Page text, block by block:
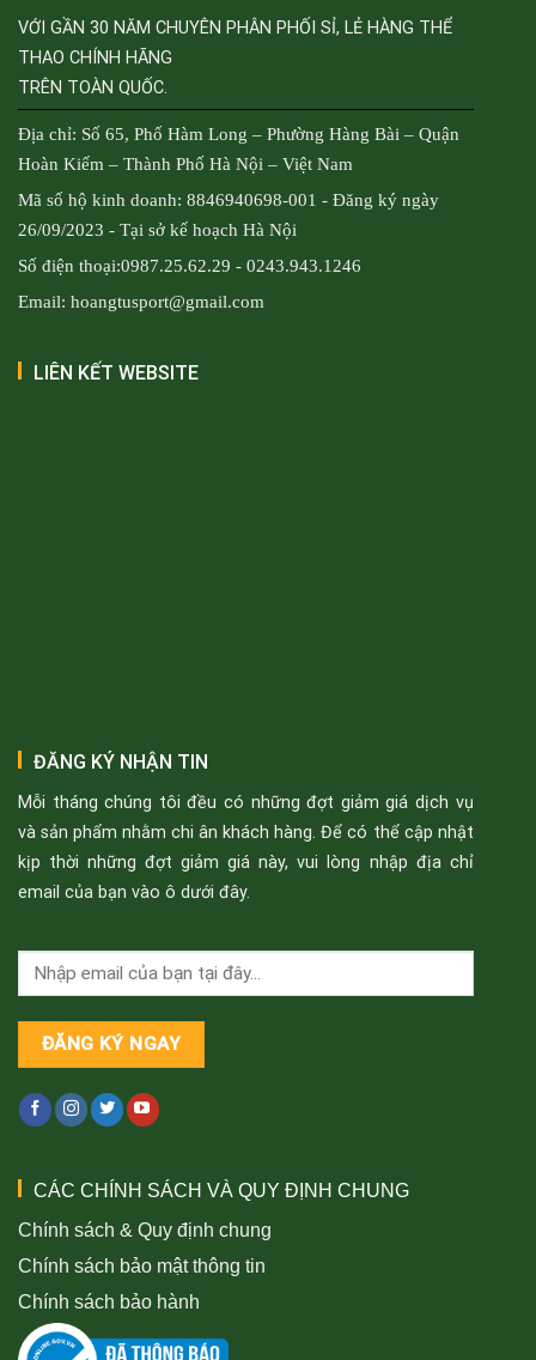
VỚI GẦN 30 NĂM CHUYÊN PHÂN PHỐI SỈ, LẺ HÀNG THỂ
THAO CHÍNH HÃNG
TRÊN TOÀN QUỐC.
Địa chỉ: Số 65, Phố Hàm Long – Phường Hàng Bài – Quận
Hoàn Kiếm – Thành Phố Hà Nội – Việt Nam
Mã số hộ kinh doanh: 8846940698-001 - Đăng ký ngày
26/09/2023 - Tại sở kế hoạch Hà Nội
Số điện thoại:0987.25.62.29 - 0243.943.1246
Email: hoangtusport@gmail.com
LIÊN KẾT WEBSITE
ĐĂNG KÝ NHẬN TIN
Mỗi tháng chúng tôi đều có những đợt giảm giá dịch vụ
và sản phẩm nhằm chi ân khách hàng. Để có thể cập nhật
kịp thời những đợt giảm giá này, vui lòng nhập địa chỉ
email của bạn vào ô dưới đây.
CÁC CHÍNH SÁCH VÀ QUY ĐỊNH CHUNG
Chính sách & Quy định chung
Chính sách bảo mật thông tin
Chính sách bảo hành